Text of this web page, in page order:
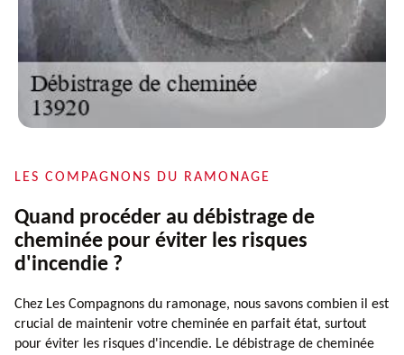
LES COMPAGNONS DU RAMONAGE
Quand procéder au débistrage de
cheminée pour éviter les risques
d'incendie ?
Chez Les Compagnons du ramonage, nous savons combien il est
crucial de maintenir votre cheminée en parfait état, surtout
pour éviter les risques d'incendie. Le débistrage de cheminée